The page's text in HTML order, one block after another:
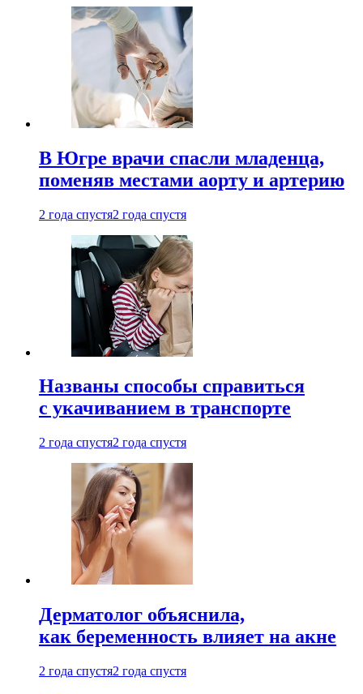
В Югре врачи спасли младенца,
поменяв местами аорту и артерию
2 года спустя2 года спустя
Названы способы справиться
с укачиванием в транспорте
2 года спустя2 года спустя
Дерматолог объяснила,
как беременность влияет на акне
2 года спустя2 года спустя